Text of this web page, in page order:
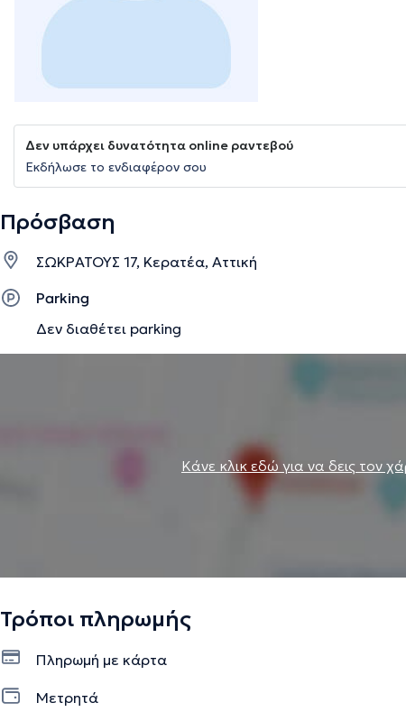
Δεν υπάρχει δυνατότητα online ραντεβού
Εκδήλωσε το ενδιαφέρον σου
Πρόσβαση
ΣΩΚΡΑΤΟΥΣ 17, Κερατέα, Αττική
Parking
Δεν διαθέτει parking
Κάνε κλικ εδώ για να δεις τον
Τρόποι πληρωμής
Πληρωμή με κάρτα
Μετρητά